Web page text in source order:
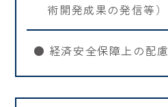
術開発成果の発信等）
● 経済安全保障上の配慮